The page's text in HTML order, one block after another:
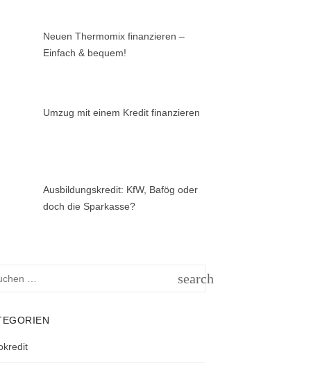
Neuen Thermomix finanzieren –
Einfach & bequem!
Umzug mit einem Kredit finanzieren
Ausbildungskredit: KfW, Bafög oder
doch die Sparkasse?
search